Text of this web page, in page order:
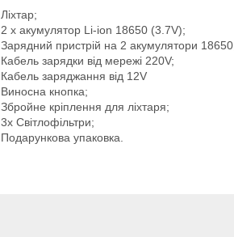
Ліхтар;
2 x акумулятор Li-ion 18650 (3.7V);
Зарядний пристрій на 2 акумулятори
Кабель зарядки від мережі 220V;
Кабель заряджання від 12V
Виносна кнопка;
Збройне кріплення для ліхтаря;
3х Світлофільтри;
Подарункова упаковка.